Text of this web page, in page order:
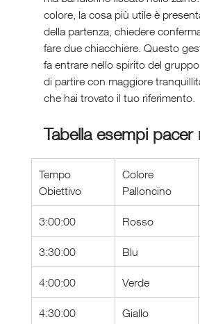
colore, la cosa più utile è
della partenza, chiedere
fare due chiacchiere. Questo
fa entrare nello spirito del
di partire con maggiore
che hai trovato il tuo riferimento.
Tabella esempi pacer
Tempo
Obiettivo
Colore
Palloncino
3:00:00 Rosso
3:30:00 Blu
4:00:00 Verde
4:30:00 Giallo